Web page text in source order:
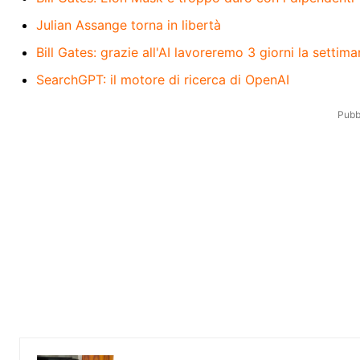
Julian Assange torna in libertà
Bill Gates: grazie all'AI lavoreremo 3 giorni la
SearchGPT: il motore di ricerca di OpenAI